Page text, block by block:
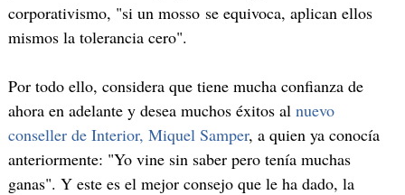
corporativismo, "si un mosso se equivoca, aplican ellos
mismos la tolerancia cero".
Por todo ello, considera que tiene mucha confianza de
ahora en adelante y desea muchos éxitos al nuevo
conseller de Interior, Miquel Samper, a quien ya conocía
anteriormente: "Yo vine sin saber pero tenía muchas
ganas". Y este es el mejor consejo que le ha dado, la